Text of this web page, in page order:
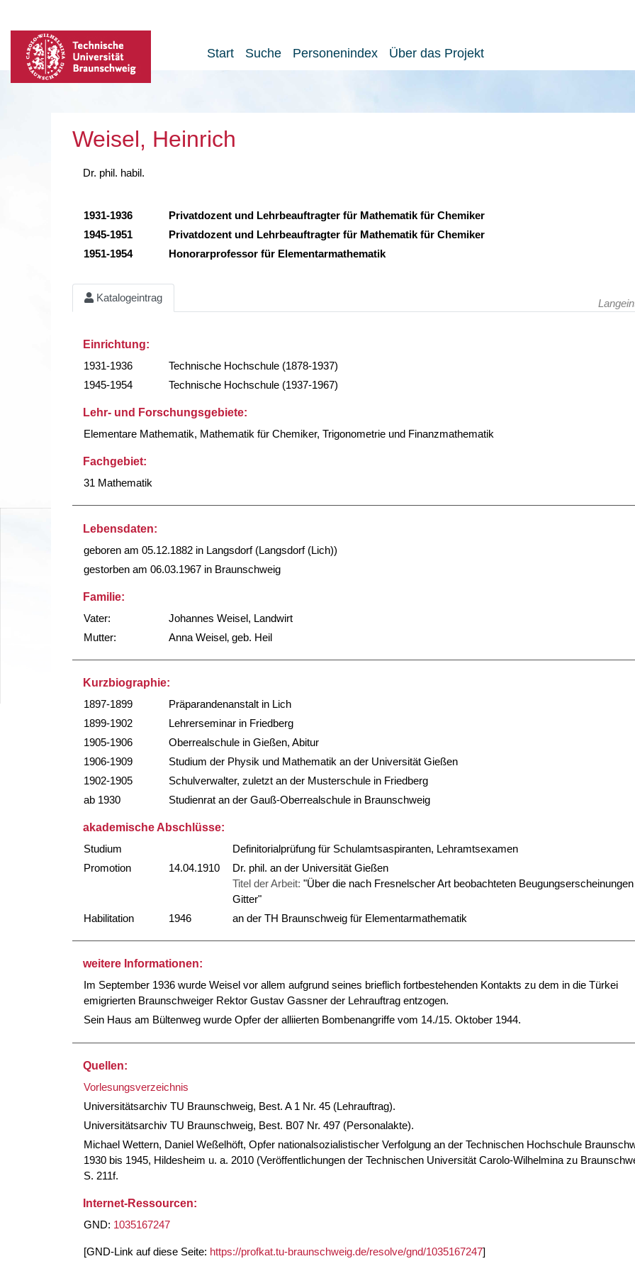
Start Suche Personenindex Über das Projekt
Weisel, Heinrich
Dr. phil. habil.
1931-1936
Privatdozent und Lehrbeauftragter für Mathematik für Chemiker
1945-1951
Privatdozent und Lehrbeauftragter für Mathematik für Chemiker
1951-1954
Honorarprofessor für Elementarmathematik
Katalogeintrag
Einrichtung:
1931-1936
Technische Hochschule (1878-1937)
1945-1954
Technische Hochschule (1937-1967)
Lehr- und Forschungsgebiete:
Elementare Mathematik, Mathematik für Chemiker, Trigonometrie und Finanzmathematik
Fachgebiet:
31 Mathematik
Lebensdaten:
geboren am 05.12.1882 in Langsdorf (Langsdorf (Lich))
gestorben am 06.03.1967 in Braunschweig
Familie:
Vater:
Johannes Weisel, Landwirt
Mutter:
Anna Weisel‚ geb. Heil
Kurzbiographie:
1897-1899
Präparandenanstalt in Lich
1899-1902
Lehrerseminar in Friedberg
1905-1906
Oberrealschule in Gießen, Abitur
1906-1909
Studium der Physik und Mathematik an der Universität Gießen
1902-1905
Schulverwalter, zuletzt an der Musterschule in Friedberg
ab 1930
Studienrat an der Gauß-Oberrealschule in Braunschweig
akademische Abschlüsse:
Studium
Definitorialprüfung für Schulamtsaspiranten, Lehramtsexamen
Promotion
14.04.1910
Dr. phil. an der Universität Gießen
Titel der Arbeit: "Über die nach Fresnelscher Art beobachteten
Gitter"
Habilitation
1946 an der TH Braunschweig für Elementarmathematik
weitere Informationen:
Im September 1936 wurde Weisel vor allem aufgrund seines brieflich fortbestehenden Kontakts zu dem in die Türkei
emigrierten Braunschweiger Rektor Gustav Gassner der Lehrauftrag entzogen.
Sein Haus am Bültenweg wurde Opfer der alliierten Bombenangriffe vom 14./15. Oktober 1944.
Quellen:
Vorlesungsverzeichnis
Universitätsarchiv TU Braunschweig, Best. A 1 Nr. 45 (Lehrauftrag).
Universitätsarchiv TU Braunschweig, Best. B07 Nr. 497 (Personalakte).
Michael Wettern, Daniel Weßelhöft, Opfer nationalsozialistischer Verfolgung an der Technischen Hochschule
1930 bis 1945, Hildesheim u. a. 2010 (Veröffentlichungen der Technischen Universität Carolo-Wilhelmina zu
S. 211f.
Internet-Ressourcen:
GND: 1035167247
[GND-Link auf diese Seite: https://profkat.tu-braunschweig.de/resolve/gnd/1035167247]